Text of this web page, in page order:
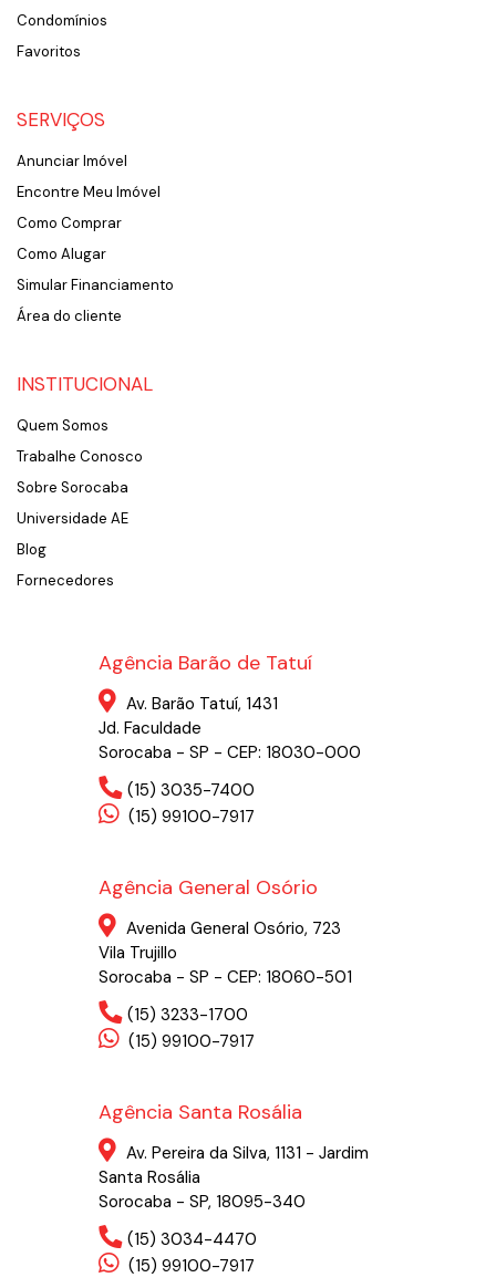
Condomínios
Favoritos
SERVIÇOS
Anunciar Imóvel
Encontre Meu Imóvel
Como Comprar
Como Alugar
Simular Financiamento
Área do cliente
INSTITUCIONAL
Quem Somos
Trabalhe Conosco
Sobre Sorocaba
Universidade AE
Blog
Fornecedores
Agência Barão de Tatuí
Av. Barão Tatuí, 1431
Jd. Faculdade
Sorocaba - SP - CEP: 18030-000
(15) 3035-7400
(15) 99100-7917
Agência General Osório
Avenida General Osório, 723
Vila Trujillo
Sorocaba - SP - CEP: 18060-501
(15) 3233-1700
(15) 99100-7917
Agência Santa Rosália
Av. Pereira da Silva, 1131 - Jardim
Santa Rosália
Sorocaba - SP, 18095-340
(15) 3034-4470
(15) 99100-7917